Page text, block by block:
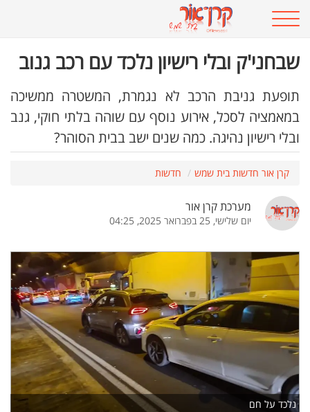
שבחני'ק ובלי רישיון נלכד עם רכב גנוב
תופעת גניבת הרכב לא נגמרת, המשטרה ממשיכה
במאמציה לסכל, אירוע נוסף עם שוהה בלתי חוקי, גנב
ובלי רישיון נהיגה. כמה שנים ישב בבית הסוהר?
קרן אור חדשות בית שמש חדשות
מערכת קרן אור
יום שלישי, 25 בפברואר 2025, 04:25
נלכד על חם